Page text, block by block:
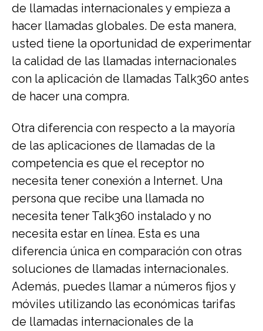
de llamadas internacionales y empieza a
hacer llamadas globales. De esta manera,
usted tiene la oportunidad de experimentar
la calidad de las llamadas internacionales
con la aplicación de llamadas Talk360 antes
de hacer una compra.
Otra diferencia con respecto a la mayoría
de las aplicaciones de llamadas de la
competencia es que el receptor no
necesita tener conexión a Internet. Una
persona que recibe una llamada no
necesita tener Talk360 instalado y no
necesita estar en línea. Esta es una
diferencia única en comparación con otras
soluciones de llamadas internacionales.
Además, puedes llamar a números fijos y
móviles utilizando las económicas tarifas
de llamadas internacionales de la